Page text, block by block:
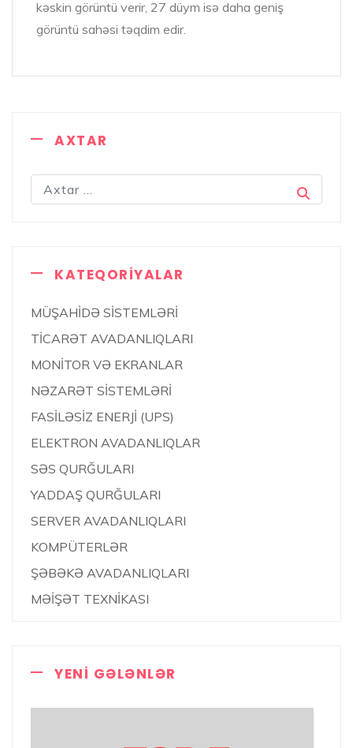
kəskin görüntü verir, 27 düym isə daha geniş
görüntü sahəsi təqdim edir.
AXTAR
KATEQORIYALAR
MÜŞAHİDƏ SİSTEMLƏRİ
TİCARƏT AVADANLIQLARI
MONİTOR VƏ EKRANLAR
NƏZARƏT SİSTEMLƏRİ
FASİLƏSİZ ENERJİ (UPS)
ELEKTRON AVADANLIQLAR
SƏS QURĞULARI
YADDAŞ QURĞULARI
SERVER AVADANLIQLARI
KOMPÜTERLƏR
ŞƏBƏKƏ AVADANLIQLARI
MƏİŞƏT TEXNİKASI
YENI GƏLƏNLƏR